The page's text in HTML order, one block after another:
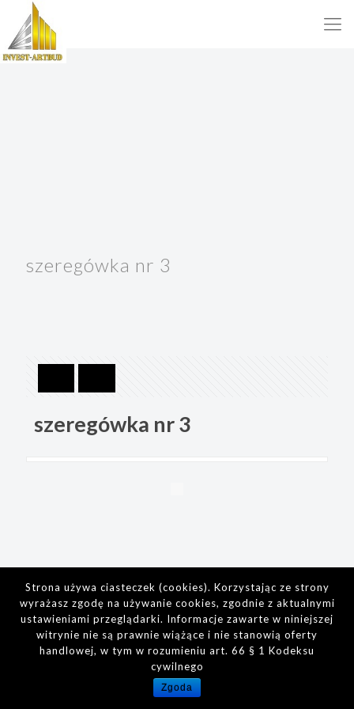
szeregówka nr 3
szeregówka nr 3
Strona używa ciasteczek (cookies). Korzystając ze strony
wyrażasz zgodę na używanie cookies, zgodnie z aktualnymi
ustawieniami przeglądarki. Informacje zawarte w niniejszej
witrynie nie są prawnie wiążące i nie stanowią oferty
handlowej, w tym w rozumieniu art. 66 § 1 Kodeksu
cywilnego
Zgoda